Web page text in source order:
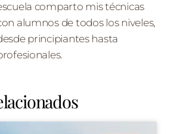
comparto mis técnicas
alumnos de todos los niveles,
principiantes hasta